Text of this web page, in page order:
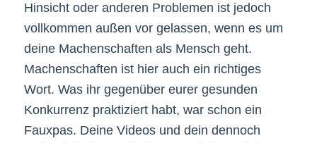
Hinsicht oder anderen Problemen ist jedoch
vollkommen außen vor gelassen, wenn es um
deine Machenschaften als Mensch geht.
Machenschaften ist hier auch ein richtiges
Wort. Was ihr gegenüber eurer gesunden
Konkurrenz praktiziert habt, war schon ein
Fauxpas. Deine Videos und dein dennoch